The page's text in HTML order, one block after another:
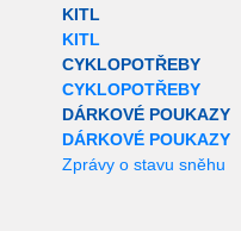
KITL
KITL
CYKLOPOTŘEBY
CYKLOPOTŘEBY
DÁRKOVÉ POUKAZY
DÁRKOVÉ POUKAZY
Zprávy o stavu sněhu